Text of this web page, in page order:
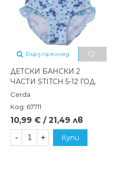
Бърз преглед
ДЕТСКИ БАНСКИ 2
ЧАСТИ STITCH 5-12 ГОД.
Cerda
Код: 67711
10,99 € / 21,49 лв
- + Купи